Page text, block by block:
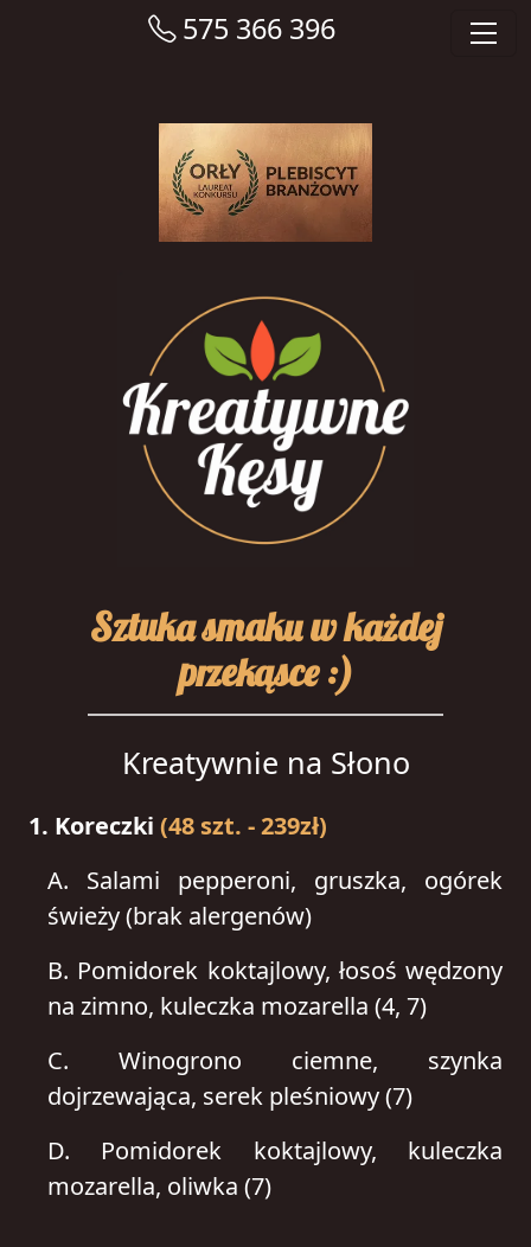
575 366 396
Sztuka smaku w każdej
przekąsce :)
Kreatywnie na Słono
1. Koreczki (48 szt. - 239zł)
A. Salami pepperoni, gruszka, ogórek
świeży (brak alergenów)
B. Pomidorek koktajlowy, łosoś wędzony
na zimno, kuleczka mozarella (4, 7)
C. Winogrono ciemne, szynka
dojrzewająca, serek pleśniowy (7)
D. Pomidorek koktajlowy, kuleczka
mozarella, oliwka (7)